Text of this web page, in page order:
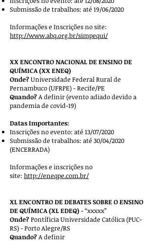
Submissão de trabalhos: até 19/06/2020
Informações e Inscrições no site:
http://www.abq.org.br/simpequi/
XX ENCONTRO NACIONAL DE ENSINO DE
QUÍMICA (XX ENEQ)
Onde?Universidade Federal Rural de
Pernambuco (UFRPE) - Recife/PE
Quando?A definir (evento adiado devido a
pandemia de covid-19)
Datas Importantes:
Inscrições no evento: até 13/07/2020
Submissão de trabalhos: até 30/04/2020
(ENCERRADA)
Informações e inscrições no
site: http://eneqpe.com.br/
XL ENCONTRO DE DEBATES SOBRE O ENSINO
DE QUÍMICA (XL EDEQ) - “xxxxx”
Onde?Pontíficia Universidade Católica (PUC-
RS) - Porto Alegre/RS
Quando?A definir